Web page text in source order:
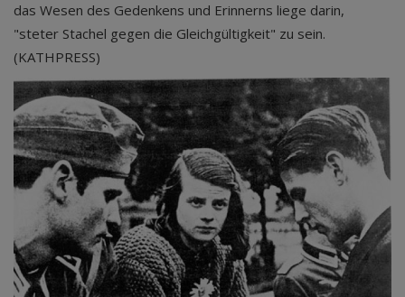
das Wesen des Gedenkens und Erinnerns liege darin,
"steter Stachel gegen die Gleichgültigkeit" zu sein.
(KATHPRESS)